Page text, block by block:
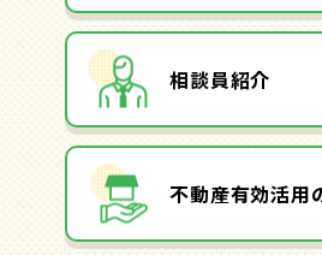
相談員紹介
不動産有効活用